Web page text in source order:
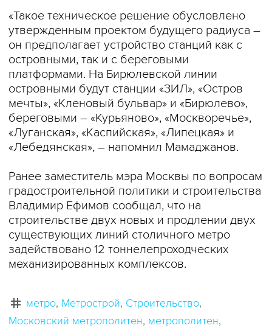
«Такое техническое решение обусловлено
утвержденным проектом будущего радиуса –
он предполагает устройство станций как с
островными, так и с береговыми
платформами. На Бирюлевской линии
островными будут станции «ЗИЛ», «Остров
мечты», «Кленовый бульвар» и «Бирюлево»,
береговыми – «Курьяново», «Москворечье»,
«Луганская», «Каспийская», «Липецкая» и
«Лебедянская», – напомнил Мамаджанов.
Ранее заместитель мэра Москвы по вопросам
градостроительной политики и строительства
Владимир Ефимов сообщал, что на
строительстве двух новых и продлении двух
существующих линий столичного метро
задействовано 12 тоннелепроходческих
механизированных комплексов.
метро Метрострой Строительство
Московский метрополитен метрополитен